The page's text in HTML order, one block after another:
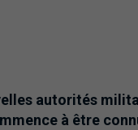
autorités
à être